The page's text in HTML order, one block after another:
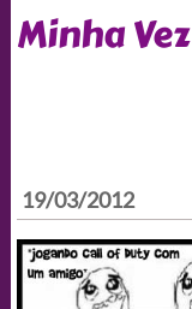
Minha Vez
19/03/2012